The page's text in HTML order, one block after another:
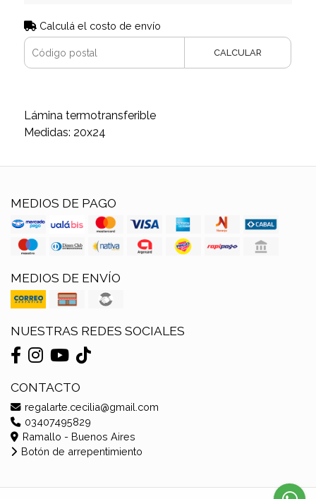
Calculá el costo de envío
CALCULAR
Lámina termotransferible
Medidas: 20x24
MEDIOS DE PAGO
MEDIOS DE ENVÍO
NUESTRAS REDES SOCIALES
CONTACTO
regalarte.cecilia@gmail.com
03407495829
Ramallo - Buenos Aires
Botón de arrepentimiento